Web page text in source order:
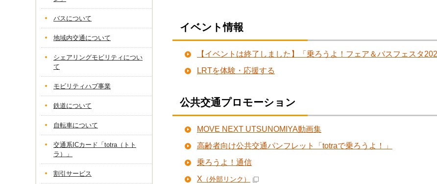
イベント情報
【イベントは終了しました】「乗ろうよ！フェア＆バスフェスタ
LRTを体験・応援する
公共交通プロモーション
MOVE NEXT UTSUNOMIYA動画集
高齢者向け公共交通パンフレット「totraで乗ろうよ！」
乗ろうよ！通信
X （外部リンク）
バスについて
地域内交通について
シェアリングモビリティについ
て
モビリティハブ事業
鉄道について
自転車について
交通系ICカード「totra（トト
ラ）」
割引サービス